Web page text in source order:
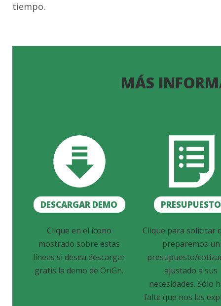
tiempo.
MÁS
DESCARGAR DEMO PRESUPUESTO
Clique en el icono
mostrado sobre estas
líneas si desea descargar
gratis la demo de OriGn.
Clique para solicitar
preparemos un
presupuesto/
ajustado a sus
necesidades. Sólo
falta que nos las